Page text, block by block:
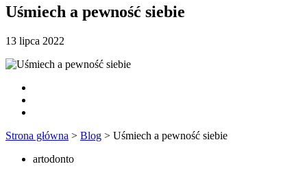
Uśmiech a pewność siebie
13 lipca 2022
Strona główna > Blog > Uśmiech a pewność siebie
artodonto